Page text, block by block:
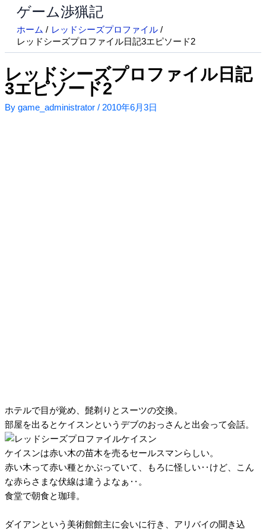
ス
キ
ッ
プ
ゲーム渉猟記
ホーム
レッドシーズプロファイル
レッドシーズプロファイル日記3エピソード2
レッドシーズプロファイル日記
3エピソード2
By game_administrator / 2010年6月3日
ホテルで目が覚め、髭剃りとスーツの交換。
部屋を出るとケイスンというデブのおっさんと出会って会話。
ケイスンは赤い木の苗木を売るセールスマンらしい。
赤い木って赤い種とかぶっていて、もろに怪しい‥けど、こん
な赤らさまな伏線は違うよなぁ‥。
食堂で朝食と珈琲。
ダイアンという美術館館主に会いに行き、アリバイの聞き込